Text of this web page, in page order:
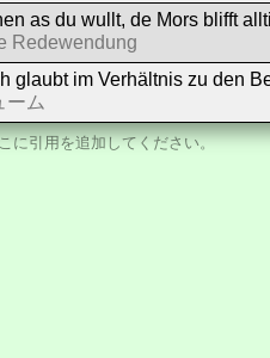
as du wullt, de Mors blifft
Redewendung
glaubt im Verhältnis zu den
ーム
に引用を追加してください。